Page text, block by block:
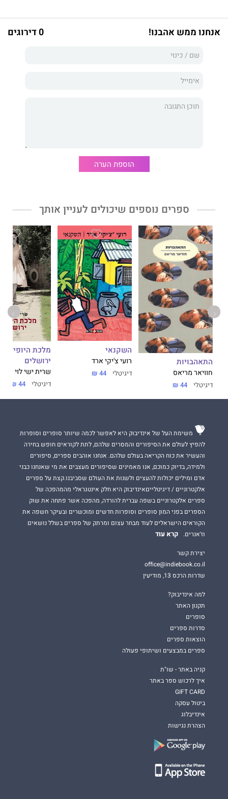
בתינוקת ולמצוא אהבה חדשה. ואז סויר חוזר. אמנם כעת היא מבוגרת
שהפכה את חייה על פיהם?
אנחנו ממש אהבנו! 0 דירוגים
הוספת הערה
ספרים נוספים שיכולים לעניין אותך
התאהבויות
חוויאר מריאס
דיגיטלי 44 ₪
השקנאי
רועי צ'יקי ארד
דיגיטלי 44 ₪
מלכת היופי של
ירושלים
שרית ישי לוי
דיגיטלי 44 ₪
משימת העל של אינדיבוק היא לאפשר לכמה שיותר סופרים וסופרות
להפיץ לעולם את הסיפורים והמסרים שלהם, לתת לקוראים חופש בחירה
והעשיר את כוח הקריאה בעולם שלהם. אנחנו אוהבים ספרים, סיפורים
ולמידה, בדיוק כמוכם, אנו מאמינים שסיפורים מעצבים את מי שאנחנו כבני
אדם ומילים יכולות להעצים ולשנות את העולם שסביבנו.קצת על ספרים
אלקטרוניים / דיגיטלייםאינדיבוק היא חלק אינטגראלי מהמהפכה של
ספרים אלקטרוניים בשפה עברית להורדה, מהפכה אשר פתחה את שוק
הספרים בפני המון סופרים וסופרות חדשים ומוכשרים ובעיקר חשפה את
הקוראים הישראלים לעוד מבחר עצום ומרתק של ספרים בשלל נושאים
וז'אנרים.
קרא עוד
יצירת קשר
office@indiebook.co.il
שדרות הרכס 13, מודיעין
למה אינדיבוק?
תקנון האתר
סופרים
סדרות ספרים
הוצאות ספרים
ספרים במבצעים ושיתופי פעולה
קניה באתר - שו"ת
איך לרכוש ספר באתר
GIFT CARD
ביטול עסקה
אינדיבלוג
הצהרת נגישות